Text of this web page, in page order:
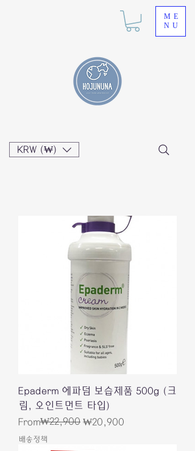
ME
NU
KRW (₩)
Epaderm 에파덤 보습제품 500g (크
림, 오인트먼트 타입)
From
Regular Price
₩22,900 ₩20,900
Sale Price
배송정책